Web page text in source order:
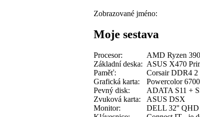
Zobrazované jméno:
Moje sestava
Procesor:
AMD Ryzen
Základní deska: ASUS X470
Paměť:
Corsair DDR4 2
Grafická karta:
Powercolor
Pevný disk:
ADATA S11 +
Zvuková karta:
ASUS DSX
Monitor:
DELL 32'' QHD